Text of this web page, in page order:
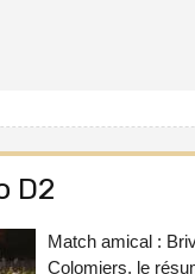
D2
Match amical :
Colomiers, le